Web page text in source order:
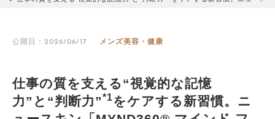
公開日：2026/06/17 メンズ美容・健康
仕事の質を支える“視覚的な記憶
力”と“判断力”*1をケアする新習慣。ニ